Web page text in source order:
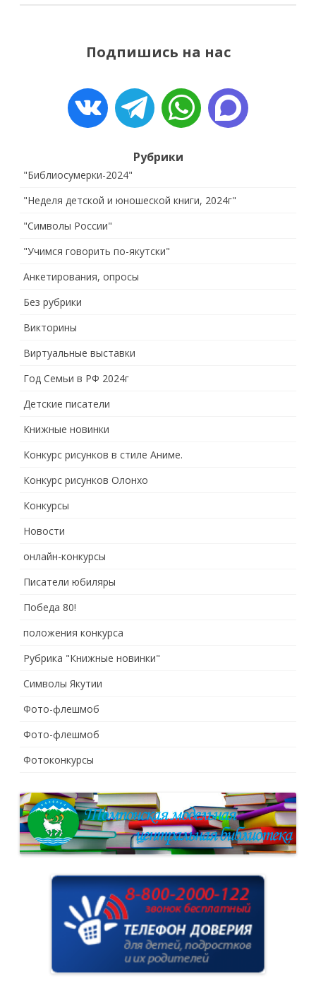
Подпишись на нас
Рубрики
"Библиосумерки-2024"
"Неделя детской и юношеской книги, 2024г"
"Символы России"
"Учимся говорить по-якутски"
Анкетирования, опросы
Без рубрики
Викторины
Виртуальные выставки
Год Семьи в РФ 2024г
Детские писатели
Книжные новинки
Конкурс рисунков в стиле Аниме.
Конкурс рисунков Олонхо
Конкурсы
Новости
онлайн-конкурсы
Писатели юбиляры
Победа 80!
положения конкурса
Рубрика "Книжные новинки"
Символы Якутии
Фото-флешмоб
Фото-флешмоб
Фотоконкурсы